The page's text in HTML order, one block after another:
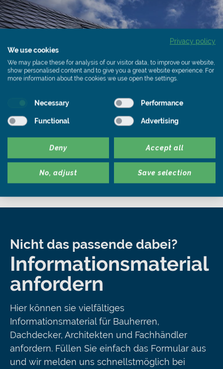
Downloads
Hier finden Sie Infopakete zu unseren
verschiedenen Photovoltaik-Systemen
Nicht das passende dabei?
Informationsmaterial
anfordern
Hier können sie vielfältiges
Informationsmaterial für Bauherren,
Dachdecker, Architekten und Fachhändler
anfordern. Füllen Sie einfach das Formular aus
und wir melden uns schnellstmöglich bei
Privacy policy
We use cookies
We may place these for analysis of our visitor data, to improve our website,
show personalised content and to give you a great website experience. For
more information about the cookies we use open the settings.
Necessary Performance
Functional Advertising
Deny Accept all
No, adjust Save selection